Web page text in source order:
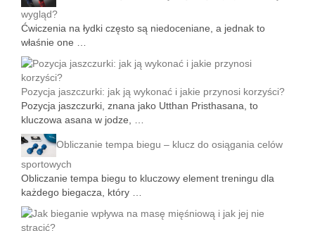
wygląd?
Ćwiczenia na łydki często są niedoceniane, a jednak to
właśnie one …
Pozycja jaszczurki: jak ją wykonać i jakie przynosi korzyści?
Pozycja jaszczurki, znana jako Utthan Pristhasana, to
kluczowa asana w jodze, …
Obliczanie tempa biegu – klucz do osiągania celów
sportowych
Obliczanie tempa biegu to kluczowy element treningu dla
każdego biegacza, który …